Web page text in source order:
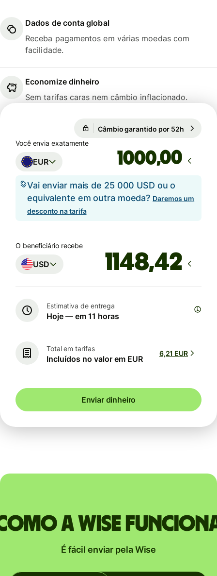
Dados de conta global
Receba pagamentos em várias moedas com
facilidade.
Economize dinheiro
Sem tarifas caras nem câmbio inflacionado.
Câmbio garantido por 52h
Você envia exatamente
EUR ,00
Vai enviar mais de 25 000 USD ou o
equivalente em outra moeda? Daremos um
desconto na tarifa
O beneficiário recebe
USD
Estimativa de entrega
Hoje — em 11 horas
Total em tarifas
Incluídos no valor em EUR
6,21 EUR
Enviar dinheiro
a Wise
É fácil enviar pela Wise